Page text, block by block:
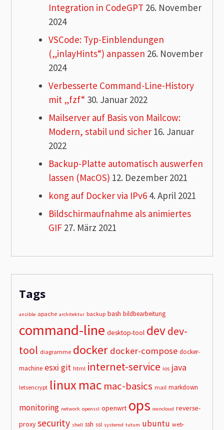
Integration in CodeGPT 26. November
2024
VSCode: Typ-Einblendungen
(„inlayHints“) anpassen 26. November
2024
Verbesserte Command-Line-History
mit „fzf“ 30. Januar 2022
Mailserver auf Basis von Mailcow:
Modern, stabil und sicher 16. Januar
2022
Backup-Platte automatisch auswerfen
lassen (MacOS) 12. Dezember 2021
kong auf Docker via IPv6 4. April 2021
Bildschirmaufnahme als animiertes
GIF 27. März 2021
Tags
ansible apache architektur backup bash bildbearbeitung
command-line desktop-tool devdev-
tool diagramme docker docker-compose docker-
machine esxi git html internet-service ios java
letsencrypt linuxmac mac-basics mail markdown
monitoring network openssl openwrt ops owncloud reverse-
proxy security shell ssh ssl systemd tutum ubuntu web-